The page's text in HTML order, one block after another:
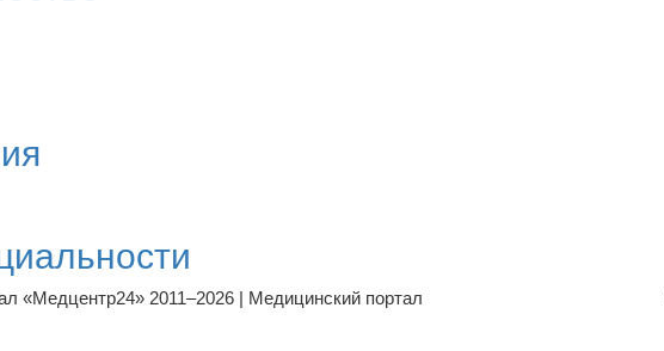
«Медцентр24» 2011–2026 | Медицинский портал